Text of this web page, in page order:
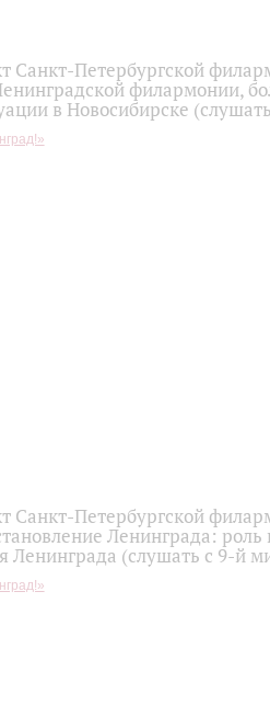
Санкт-Петербургской
филармонии,
в Новосибирске
Санкт-Петербургской
Ленинграда:
Ленинграда (слушать с 9-й